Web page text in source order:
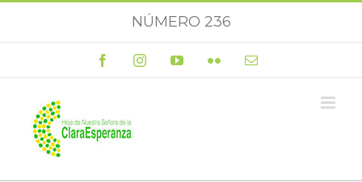
NÚMERO 236
FacebookInstagramYouTubeFlickr Correo